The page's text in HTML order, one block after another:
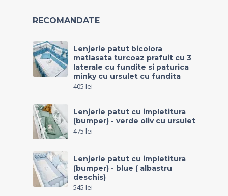
RECOMANDATE
Lenjerie patut bicolora
matlasata turcoaz prafuit cu 3
laterale cu fundite si paturica
minky cu ursulet cu fundita
405 lei
Lenjerie patut cu impletitura
(bumper) - verde oliv cu ursulet
475 lei
Lenjerie patut cu impletitura
(bumper) - blue ( albastru
deschis)
545 lei